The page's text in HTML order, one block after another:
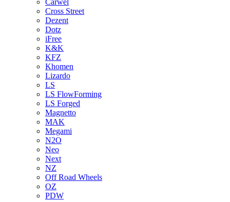
Carwel
Cross Street
Dezent
Dotz
iFree
K&K
KFZ
Khomen
Lizardo
LS
LS FlowForming
LS Forged
Magnetto
MAK
Megami
N2O
Neo
Next
NZ
Off Road Wheels
OZ
PDW